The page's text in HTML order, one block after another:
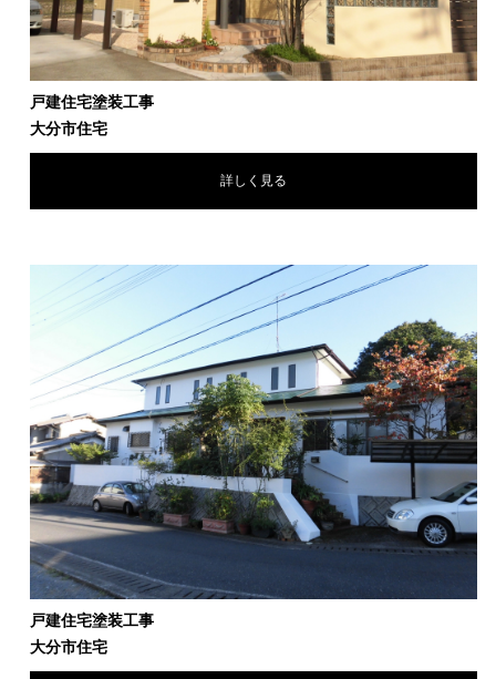
戸建住宅塗装工事
大分市住宅
詳しく見る
戸建住宅塗装工事
大分市住宅